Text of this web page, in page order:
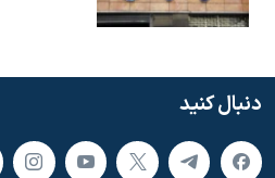
دنبال کنید